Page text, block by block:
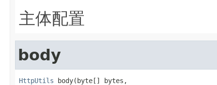
主体配置
body
HttpUtils body(byte[] bytes,